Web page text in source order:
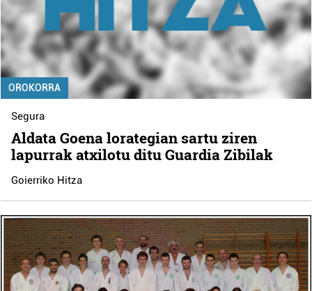
OROKORRA
Segura
Aldata Goena lorategian sartu ziren
lapurrak atxilotu ditu Guardia Zibilak
Goierriko Hitza